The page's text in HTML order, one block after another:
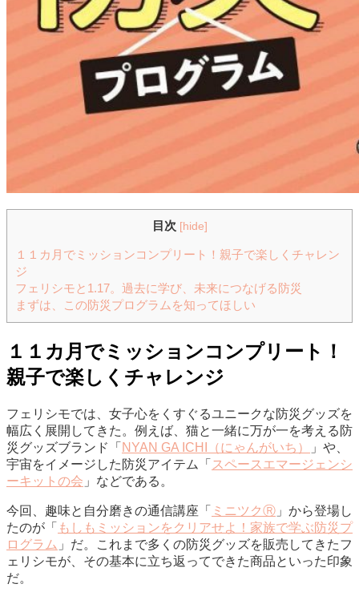
目次 [hide]
１１カ月でミッションコンプリート！親子で楽しくチャレン
ジ
フェリシモと1.17。過去に学び、未来につなげる防災
まずは、この防災プログラムを知ってほしい
１１カ月でミッションコンプリート！
親子で楽しくチャレンジ
フェリシモでは、女子心をくすぐるユニークな防災グッズを
幅広く展開してきた。例えば、猫と一緒に万が一を考える防
災グッズブランド「 NYAN GA ICHI（にゃんがいち）
」や、
宇宙をイメージした防災アイテム「 スペースエマージェンシ
ーキットの会 」などである。
今回、趣味と自分磨きの通信講座「 ミニツクⓇ 」から登場し
たのが「 もしもミッションをクリアせよ！家族で学ぶ防災プ
ログラム 」だ。これまで多くの防災グッズを販売してきたフ
ェリシモが、その基本に立ち返ってできた商品といった印象
だ。